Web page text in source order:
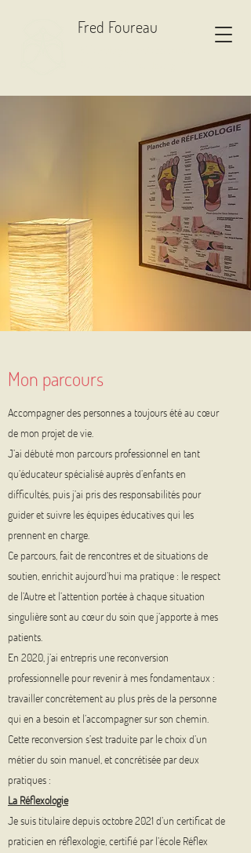
Fred Foureau
Mon parcours
Accompagner des personnes a toujours été au cœur
de mon projet de vie.
J’ai débuté mon parcours professionnel en tant
qu’éducateur spécialisé auprès d’enfants en
difficultés, puis j’ai pris des responsabilités pour
guider et suivre les équipes éducatives qui les
prennent en charge.
Ce parcours, fait de rencontres et de situations de
soutien, enrichit aujourd’hui ma pratique : le respect
de l’Autre et l’attention portée à chaque situation
singulière sont au cœur du soin que j’apporte à mes
patients.
En 2020, j’ai entrepris une reconversion
professionnelle pour revenir à mes fondamentaux :
travailler concrètement au plus près de la personne
qui en a besoin et l’accompagner sur son chemin.
Cette reconversion s’est traduite par le choix d’un
métier du soin manuel, et concrétisée par deux
pratiques :
La Réflexologie
Je suis titulaire depuis octobre 2021 d’un certificat de
praticien en réflexologie, certifié par l’école Réflex